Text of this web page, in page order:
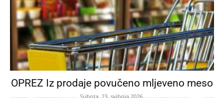
OPREZ Iz prodaje povučeno mljeveno meso
Subota, 23. svibnja 2026.